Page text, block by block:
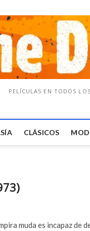
PELÍCULAS EN TODOS
CLÁSICOS
muda es incapaz de